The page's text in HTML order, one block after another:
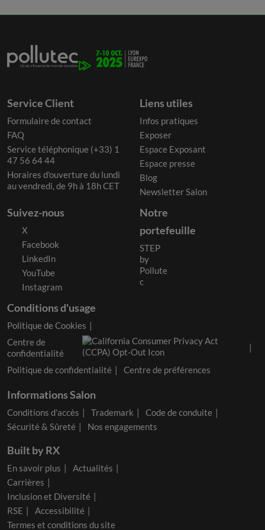
Service Client
Formulaire de contact
FAQ
Service téléphonique (+33) 1
47 56 64 44
Horaires d'ouverture du lundi
au vendredi, de 9h à 18h CET
Liens utiles
Infos pratiques
Exposer
Espace Exposant
Espace presse
Blog
Newsletter Salon
Suivez-nous
X
Facebook
LinkedIn
YouTube
Instagram
Notre
portefeuille
STEP
by
Pollute
c
Conditions d'usage
Politique de Cookies
Centre de
confidentialité
Politique de confidentialité
Centre de préférences
Informations Salon
Conditions d'accès Trademark
Code de conduite
Sécurité & Sûreté
Nos engagements
Built by RX
En savoir plus
Actualités
Carrières
Inclusion et Diversité
RSE
Accessibilité
Termes et conditions du site